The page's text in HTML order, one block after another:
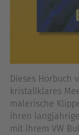
Dieses Hörbuch
kristallklares
malerische
ihren
mit ihrem VW